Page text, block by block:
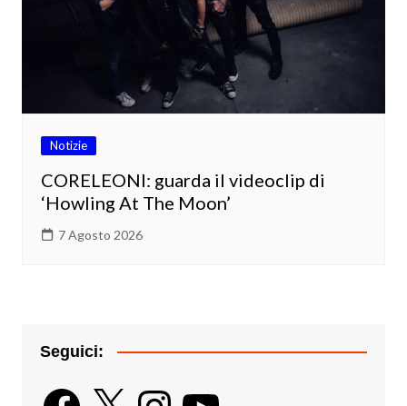
Notizie
CORELEONI: guarda il videoclip di
‘Howling At The Moon’
7 Agosto 2026
Seguici:
Facebook
X InstagramYouTube